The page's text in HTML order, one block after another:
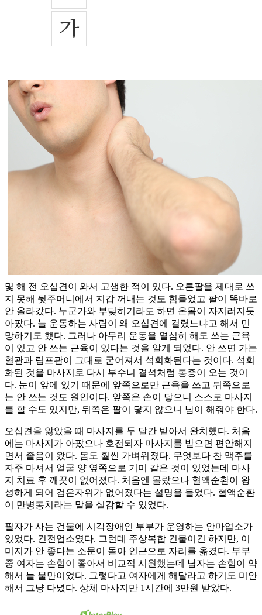
몇 해 전 오십견이 와서 고생한 적이 있다. 오른팔을 제대로 쓰
지 못해 뒷주머니에서 지갑 꺼내는 것도 힘들었고 팔이 똑바로
안 올라갔다. 누군가와 부딪히기라도 하면 온몸이 자지러지듯
아팠다. 늘 운동하는 사람이 왜 오십견에 걸렸느냐고 해서 민
망하기도 했다. 그러나 아무리 운동을 열심히 해도 쓰는 근육
이 있고 안 쓰는 근육이 있다는 것을 알게 되었다. 안 쓰면 가는
혈관과 림프관이 그대로 굳어져서 석회화된다는 것이다. 석회
화된 것을 마사지로 다시 부수니 결석처럼 통증이 오는 것이
다. 눈이 앞에 있기 때문에 앞쪽으로만 근육을 쓰고 뒤쪽으로
는 안 쓰는 것도 원인이다. 앞쪽은 손이 닿으니 스스로 마사지
를 할 수도 있지만, 뒤쪽은 팔이 닿지 않으니 남이 해줘야 한다.
오십견을 앓았을 때 마사지를 두 달간 받아서 완치했다. 처음
에는 마사지가 아팠으나 호전되자 마사지를 받으면 편안해지
면서 졸음이 왔다. 몸도 훨씬 가벼워졌다. 무엇보다 찬 맥주를
자주 마셔서 얼굴 양 옆쪽으로 기미 같은 것이 있었는데 마사
지 치료 후 깨끗이 없어졌다. 처음엔 몰랐으나 혈액순환이 왕
성하게 되어 검은자위가 없어졌다는 설명을 들었다. 혈액순환
이 만병통치라는 말을 실감할 수 있었다.
필자가 사는 건물에 시각장애인 부부가 운영하는 안마업소가
있었다. 건전업소였다. 그런데 주상복합 건물이긴 하지만, 이
미지가 안 좋다는 소문이 돌아 인근으로 자리를 옮겼다. 부부
중 여자는 손힘이 좋아서 비교적 시원했는데 남자는 손힘이 약
해서 늘 불만이었다. 그렇다고 여자에게 해달라고 하기도 미안
해서 그냥 다녔다. 상체 마사지만 1시간에 3만원 받았다.